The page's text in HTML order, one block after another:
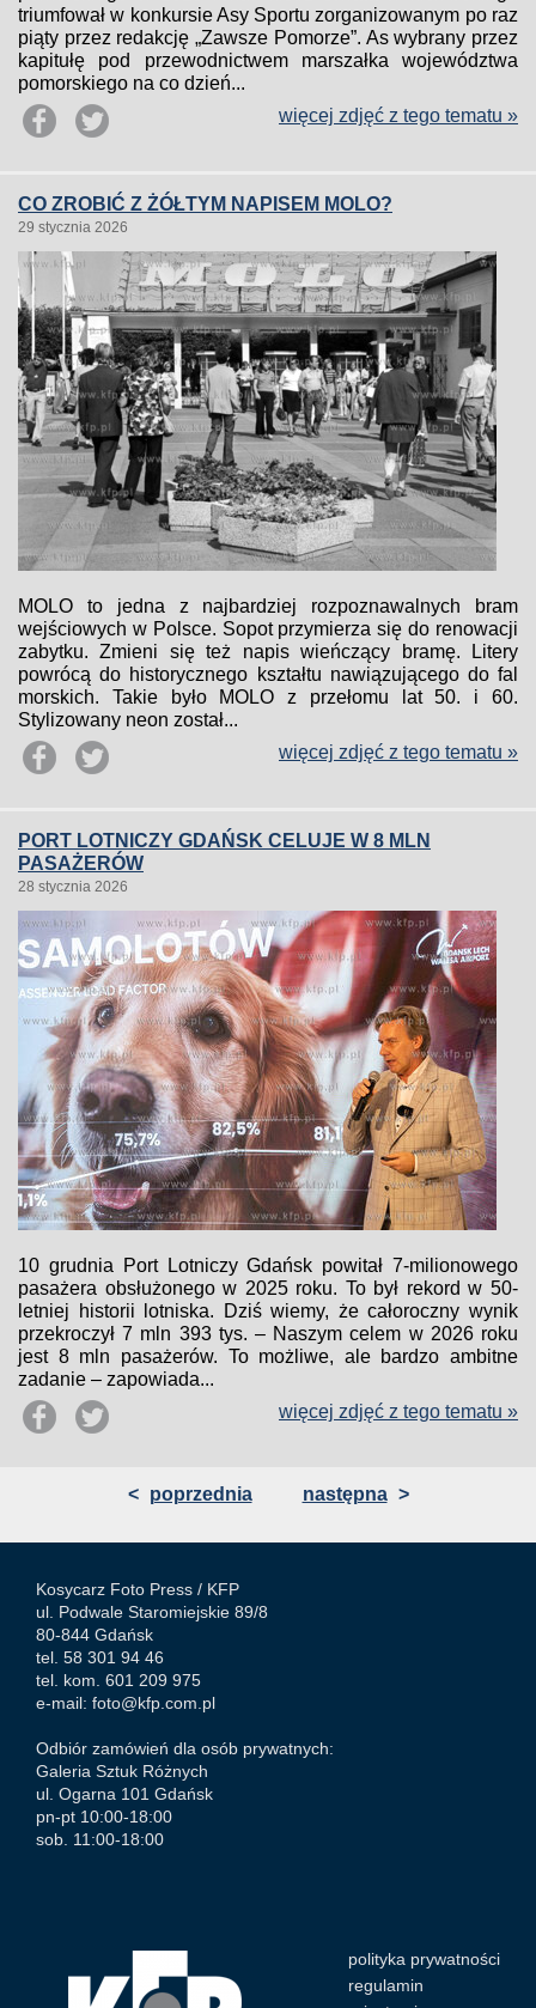
triumfował w konkursie Asy Sportu zorganizowanym po raz
piąty przez redakcję „Zawsze Pomorze”. As wybrany przez
kapitułę pod przewodnictwem marszałka województwa
pomorskiego na co dzień...
więcej zdjęć z tego tematu »
CO ZROBIĆ Z ŻÓŁTYM NAPISEM MOLO?
29 stycznia 2026
MOLO to jedna z najbardziej rozpoznawalnych bram
wejściowych w Polsce. Sopot przymierza się do renowacji
zabytku. Zmieni się też napis wieńczący bramę. Litery
powrócą do historycznego kształtu nawiązującego do fal
morskich. Takie było MOLO z przełomu lat 50. i 60.
Stylizowany neon został...
więcej zdjęć z tego tematu »
PORT LOTNICZY GDAŃSK CELUJE W 8 MLN
PASAŻERÓW
28 stycznia 2026
10 grudnia Port Lotniczy Gdańsk powitał 7-milionowego
pasażera obsłużonego w 2025 roku. To był rekord w 50-
letniej historii lotniska. Dziś wiemy, że całoroczny wynik
przekroczył 7 mln 393 tys. – Naszym celem w 2026 roku
jest 8 mln pasażerów. To możliwe, ale bardzo ambitne
zadanie – zapowiada...
więcej zdjęć z tego tematu »
< poprzednia następna >
Kosycarz Foto Press / KFP
ul. Podwale Staromiejskie 89/8
80-844 Gdańsk
tel. 58 301 94 46
tel. kom. 601 209 975
e-mail: foto@kfp.com.pl
Odbiór zamówień dla osób prywatnych:
Galeria Sztuk Różnych
ul. Ogarna 101 Gdańsk
pn-pt 10:00-18:00
sob. 11:00-18:00
polityka prywatności
regulamin